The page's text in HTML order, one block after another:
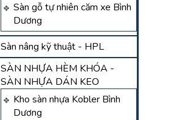
Sàn gỗ tự nhiên căm xe Bình
Dương
Sàn nâng kỹ thuật - HPL
SÀN NHỰA HÈM KHÓA -
SÀN NHỰA DÁN KEO
Kho sàn nhựa Kobler Bình
Dương